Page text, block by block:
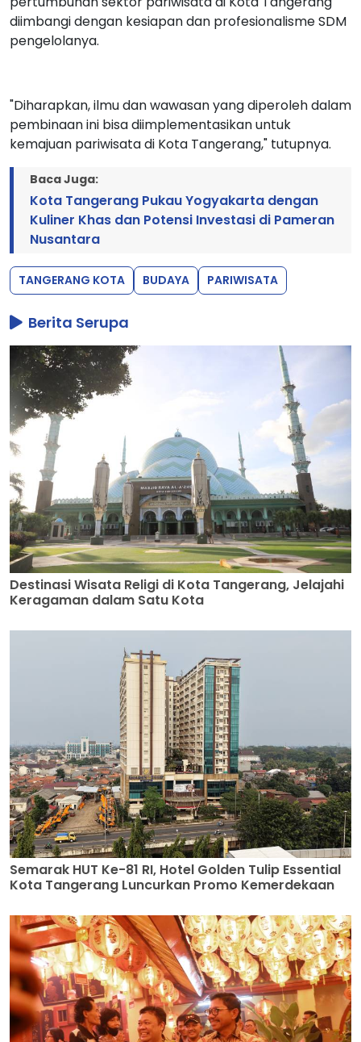
diimbangi dengan kesiapan dan profesionalisme SDM
pengelolanya.
"Diharapkan, ilmu dan wawasan yang diperoleh dalam
pembinaan ini bisa diimplementasikan untuk
kemajuan pariwisata di Kota Tangerang," tutupnya.
Baca Juga:
Kota Tangerang Pukau Yogyakarta dengan
Kuliner Khas dan Potensi Investasi di Pameran
Nusantara
TANGERANG KOTA BUDAYA PARIWISATA
Berita Serupa
Destinasi Wisata Religi di Kota Tangerang, Jelajahi
Keragaman dalam Satu Kota
Semarak HUT Ke-81 RI, Hotel Golden Tulip Essential
Kota Tangerang Luncurkan Promo Kemerdekaan